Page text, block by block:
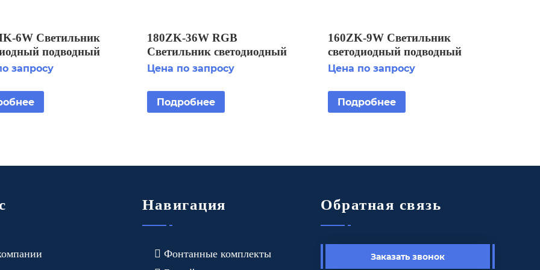
6W Светильник
подводный
на
запросу
180ZK-36W RGB
Светильник светодиодный
подводный IP68 установка
Цена по запросу
Подробнее
160ZK-9W Светильник
светодиодный подводный
IP68/установка на
Цена по запросу
Подробнее
Навигация
Фонтанные комплекты
Обратная связь
Заказать звонок